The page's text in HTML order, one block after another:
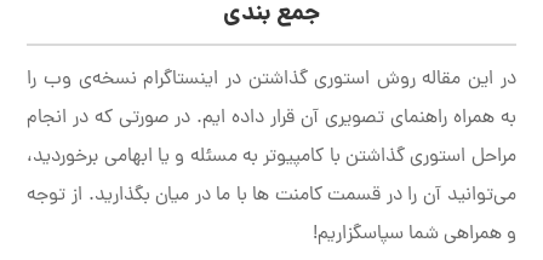
جمع بندی
در این مقاله روش استوری گذاشتن در اینستاگرام نسخه‌ی وب را
به همراه راهنمای تصویری آن قرار داده ایم. در صورتی که در انجام
مراحل استوری گذاشتن با کامپیوتر به مسئله و یا ابهامی برخوردید،
می‌توانید آن را در قسمت کامنت ها با ما در میان بگذارید. از توجه
و همراهی شما سپاسگزاریم!